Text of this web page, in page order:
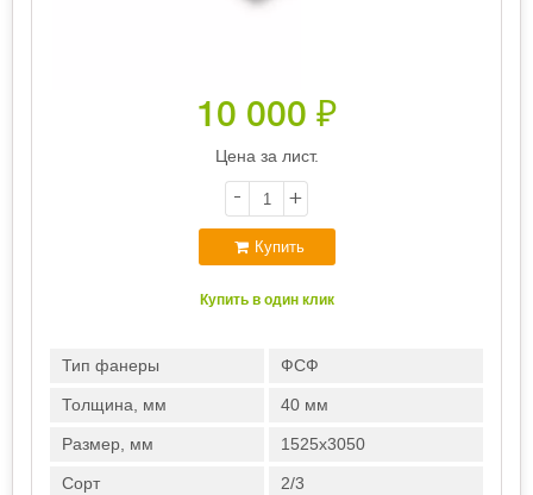
10 000 ₽
Цена за лист.
- +
Купить
Купить в один клик
Тип фанеры ФСФ
Толщина, мм 40 мм
Размер, мм 1525х3050
Сорт 2/3